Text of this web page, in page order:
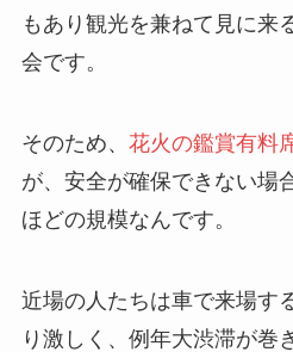
もあり観光を兼ねて見に来
会です。
そのため、 花火の鑑賞有料
が、安全が確保できない場
ほどの規模なんです。
近場の人たちは車で来場す
り激しく、例年大渋滞が巻